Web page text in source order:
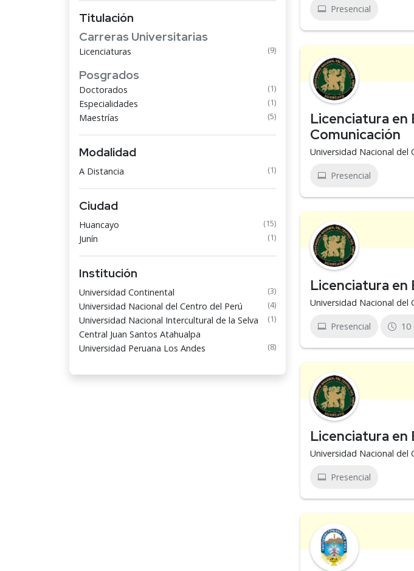
Titulación
Carreras Universitarias
Licenciaturas (9)
Posgrados
Doctorados (1)
Especialidades (1)
Maestrías (5)
Modalidad
A Distancia (1)
Ciudad
Huancayo (15)
Junín (1)
Institución
Universidad Continental (3)
Universidad Nacional del Centro del Perú (4)
Universidad Nacional Intercultural de la Selva
Central Juan Santos Atahualpa
(1)
Universidad Peruana Los Andes (8)
Presencial
Licenciatura en
Comunicación
Universidad Nacional del
Presencial
Licenciatura en
Universidad Nacional del
Presencial 10
Licenciatura en
Universidad Nacional del
Presencial